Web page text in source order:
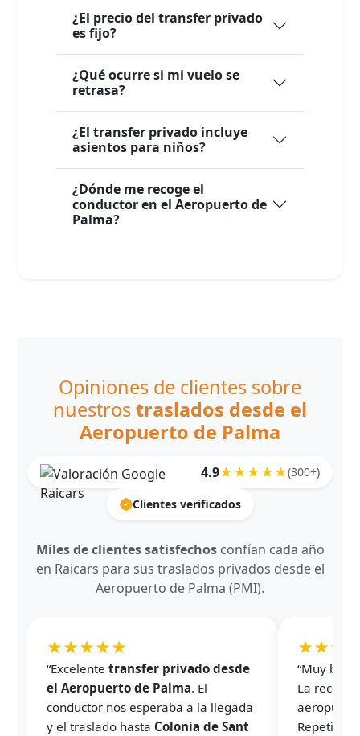
¿El precio del transfer privado
es fijo?
¿Qué ocurre si mi vuelo se
retrasa?
¿El transfer privado incluye
asientos para niños?
¿Dónde me recoge el
conductor en el Aeropuerto de
Palma?
Opiniones de clientes sobre
nuestrostraslados desde el
Aeropuerto de Palma
4.9★★★★★(300+)
Clientes verificados
Miles de clientes satisfechosconfían cada año
en Raicars para sus traslados privados desde el
Aeropuerto de Palma (PMI).
★★★★★
“Excelente transfer privado desde
el Aeropuerto de Palma. El
conductor nos esperaba a la llegada
y el traslado hasta Colonia de Sant
“Muy
La